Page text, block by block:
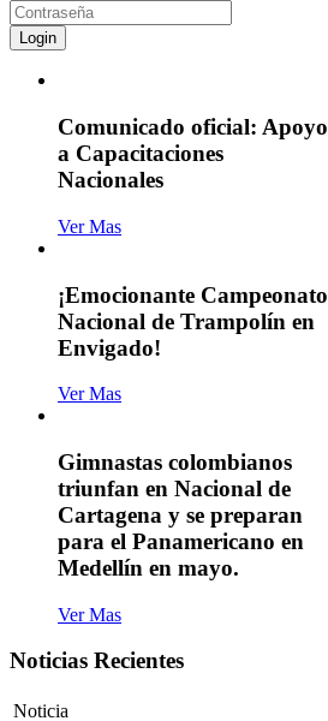
Login
Comunicado oficial: Apoyo
a Capacitaciones
Nacionales
Ver Mas
¡Emocionante Campeonato
Nacional de Trampolín en
Envigado!
Ver Mas
Gimnastas colombianos
triunfan en Nacional de
Cartagena y se preparan
para el Panamericano en
Medellín en mayo.
Ver Mas
Noticias Recientes
Noticia